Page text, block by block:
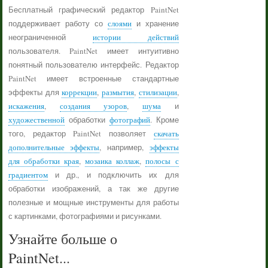
Бесплатный графический редактор PaintNet
поддерживает работу со слоямии хранение
неограниченной истории действий
пользователя. PaintNet имеет интуитивно
понятный пользователю интерфейс. Редактор
PaintNet имеет встроенные стандартные
эффекты длякоррекции, размытия, стилизации,
искажения, создания узоров, шумаи
художественнойобработки фотографий. Кроме
того, редактор PaintNet позволяет скачать
дополнительные эффекты, например, эффекты
для обработки края,мозаика коллаж,полосы с
градиентоми др., и подключить их для
обработки изображений, а так же другие
полезные и мощные инструменты для работы
с картинками, фотографиями и рисунками.
Узнайте больше о
PaintNet...